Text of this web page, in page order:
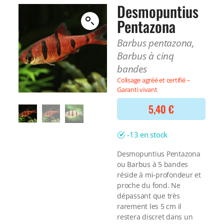
BONNES AFFAIRES
Voir tout
DERNIERS ARRIVAGES
Voir tout
Filtre interne
Voir tout
NOURRITURE
Nourriture Lyophilisée
Nourriture sèche
Nourriture vivante
Spéciale herbivores
Spécifique
TRAITEMENT DE L'EAU
Additifs
Engrais
Voir tout
BONNES AFFAIRES
Voir tout
DERNIERS ARRIVAGES
Desmopuntius
Pentazona
Barbus pentazona,
Barbus à cinq
bandes
Colisage agréé et certifié –
Garanti vivant
5,40€
-13 en stock
Desmopuntius Pentazona
ou Barbus à 5 bandes
réside à mi-profondeur et
proche du fond. Ne
dépassant que très
rarement les 5 cm il
restera discret dans un